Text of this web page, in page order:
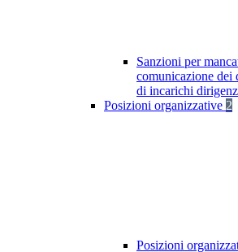
Sanzioni per
comunicazione dei
di incarichi
Posizioni organizzative 2
Posizioni